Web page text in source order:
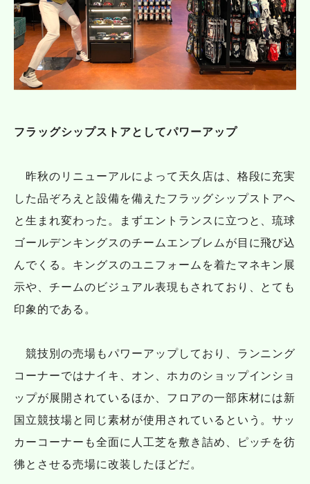
フラッグシップストアとしてパワーアップ
昨秋のリニューアルによって天久店は、格段に充実
した品ぞろえと設備を備えたフラッグシップストアへ
と生まれ変わった。まずエントランスに立つと、琉球
ゴールデンキングスのチームエンブレムが目に飛び込
んでくる。キングスのユニフォームを着たマネキン展
示や、チームのビジュアル表現もされており、とても
印象的である。
競技別の売場もパワーアップしており、ランニング
コーナーではナイキ、オン、ホカのショップインショ
ップが展開されているほか、フロアの一部床材には新
国立競技場と同じ素材が使用されているという。サッ
カーコーナーも全面に人工芝を敷き詰め、ピッチを彷
彿とさせる売場に改装したほどだ。